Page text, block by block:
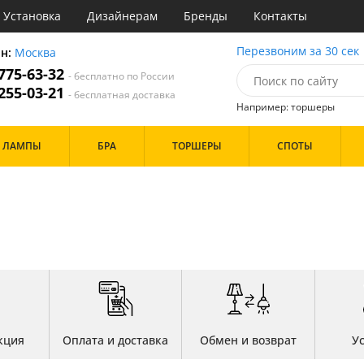
Установка Дизайнерам Бренды Контакты
Москва
63-32- бесплатно по России
03-21- бесплатная доставка
Перезвоним за 30 сек
Например: торшеры
ЛАМПЫ БРА ТОРШЕРЫ СПОТЫ
Оплата и доставка Обмен и возврат